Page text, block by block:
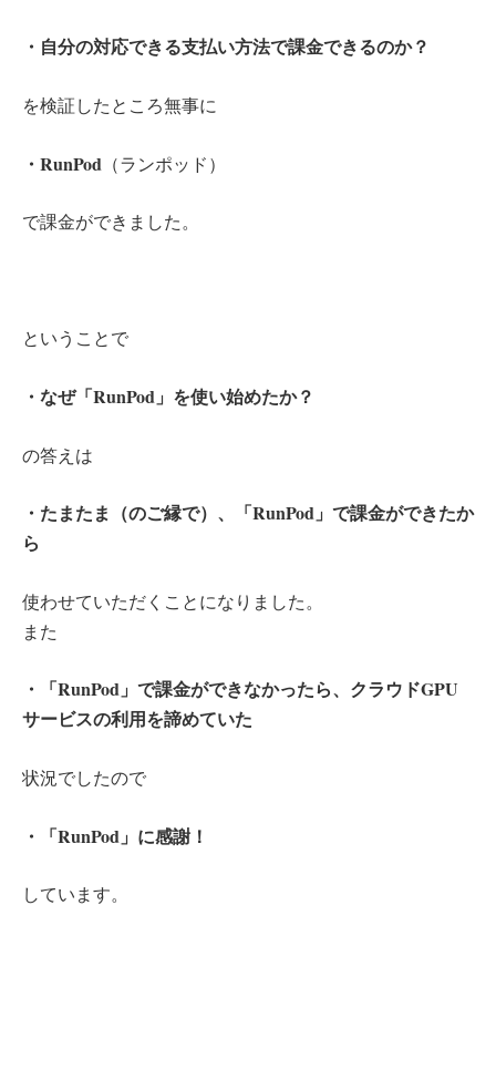
・自分の対応できる支払い方法で課金できるのか？
を検証したところ無事に
・RunPod （ランポッド）
で課金ができました。
ということで
・なぜ「RunPod」を使い始めたか？
の答えは
・たまたま（のご縁で）、「RunPod」で課金ができたか
ら
使わせていただくことになりました。
また
・「RunPod」で課金ができなかったら、クラウドGPU
サービスの利用を諦めていた
状況でしたので
・「RunPod」に感謝！
しています。